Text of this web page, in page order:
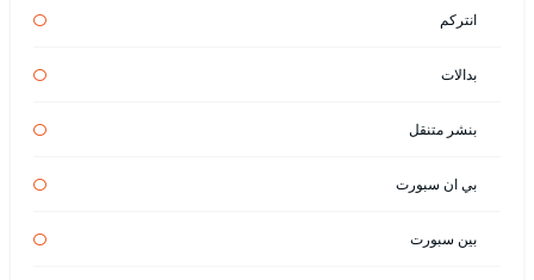
انتركم
بدالات
بنشر متنقل
بي ان سبورت
بين سبورت